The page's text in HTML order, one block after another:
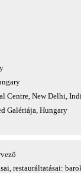
Centre, New Delhi,
Galériája, Hungary
restauráltatásai: